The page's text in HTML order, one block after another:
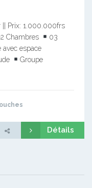
|| Prix: 1.000.000frs
Chambres
03
avec espace
Groupe
Détails